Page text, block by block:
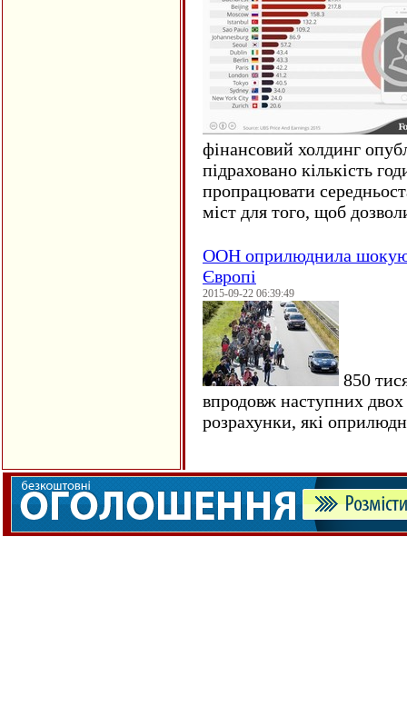
фінансовий холдинг
підраховано кількість
пропрацювати
міст для того, щоб
ООН оприлюднила
Європі
2015-09-22 06:39:49
850
впродовж наступних
розрахунки, які